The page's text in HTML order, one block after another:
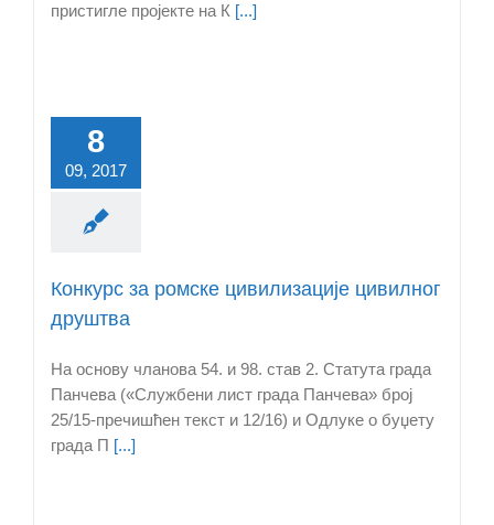
пристигле пројекте на К [...]
8
09, 2017
Конкурс за ромске цивилизације цивилног
друштва
На основу чланова 54. и 98. став 2. Статута града
Панчева («Службени лист града Панчева» број
25/15-пречишћен текст и 12/16) и Одлукe о буџету
града П [...]